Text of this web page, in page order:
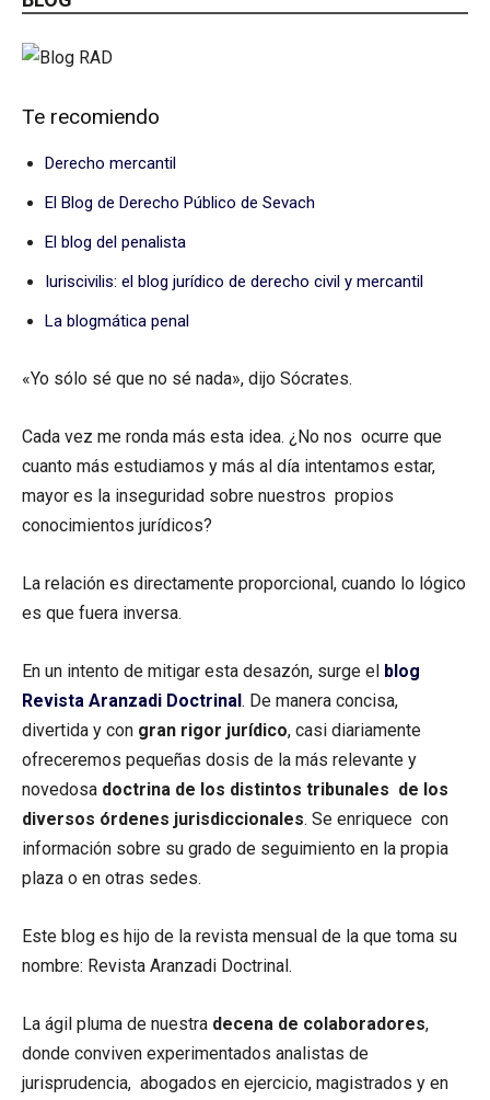
Te recomiendo
Derecho mercantil
El Blog de Derecho Público de Sevach
El blog del penalista
Iuriscivilis: el blog jurídico de derecho civil y mercantil
La blogmática penal
«Yo sólo sé que no sé nada», dijo Sócrates.
Cada vez me ronda más esta idea. ¿No nos ocurre que
cuanto más estudiamos y más al día intentamos estar,
mayor es la inseguridad sobre nuestros propios
conocimientos jurídicos?
La relación es directamente proporcional, cuando lo lógico
es que fuera inversa.
En un intento de mitigar esta desazón, surge el blog
Revista Aranzadi Doctrinal. De manera concisa,
divertida y con gran rigor jurídico, casi diariamente
ofreceremos pequeñas dosis de la más relevante y
novedosa doctrina de los distintos tribunales de los
diversos órdenes jurisdiccionales. Se enriquece con
información sobre su grado de seguimiento en la propia
plaza o en otras sedes.
Este blog es hijo de la revista mensual de la que toma su
nombre: Revista Aranzadi Doctrinal.
La ágil pluma de nuestra decena de colaboradores,
donde conviven experimentados analistas de
jurisprudencia, abogados en ejercicio, magistrados y en